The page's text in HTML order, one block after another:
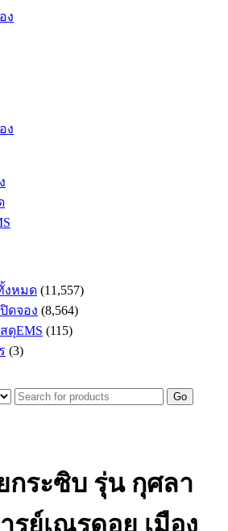
งหมด (11,557)
ดจอง (8,564)
ดุEMS (115)
(3)
Go
กระซิบ รุ่น กุศลา
รย์เณรดอย เมือง